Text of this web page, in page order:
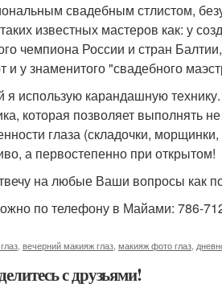
свадебным стлистом,
известных мастеров как: у
чемпиона России и стран
и у знаменитого "свадебного
использую карандашную
которая позволяет
глаза (складочки,
а первостепенно при открытом!
на любые Ваши вопросы как
по телефону в Майами: 786-
вечерний макияж глаз макияж фото глаз
с друзьями!